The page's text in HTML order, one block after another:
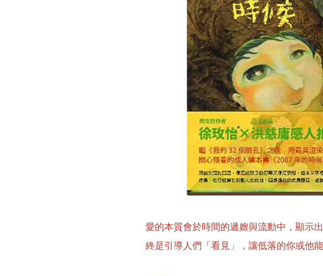
愛的本質會於時間的遞嬗與流動中，顯示
終是引導人們「看見」，讓低落的你或他